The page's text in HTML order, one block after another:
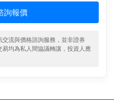
詢報價
流與價格諮詢服務，並非證券
均為私人間協議轉讓，投資人應